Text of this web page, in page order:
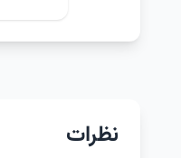
نظرات